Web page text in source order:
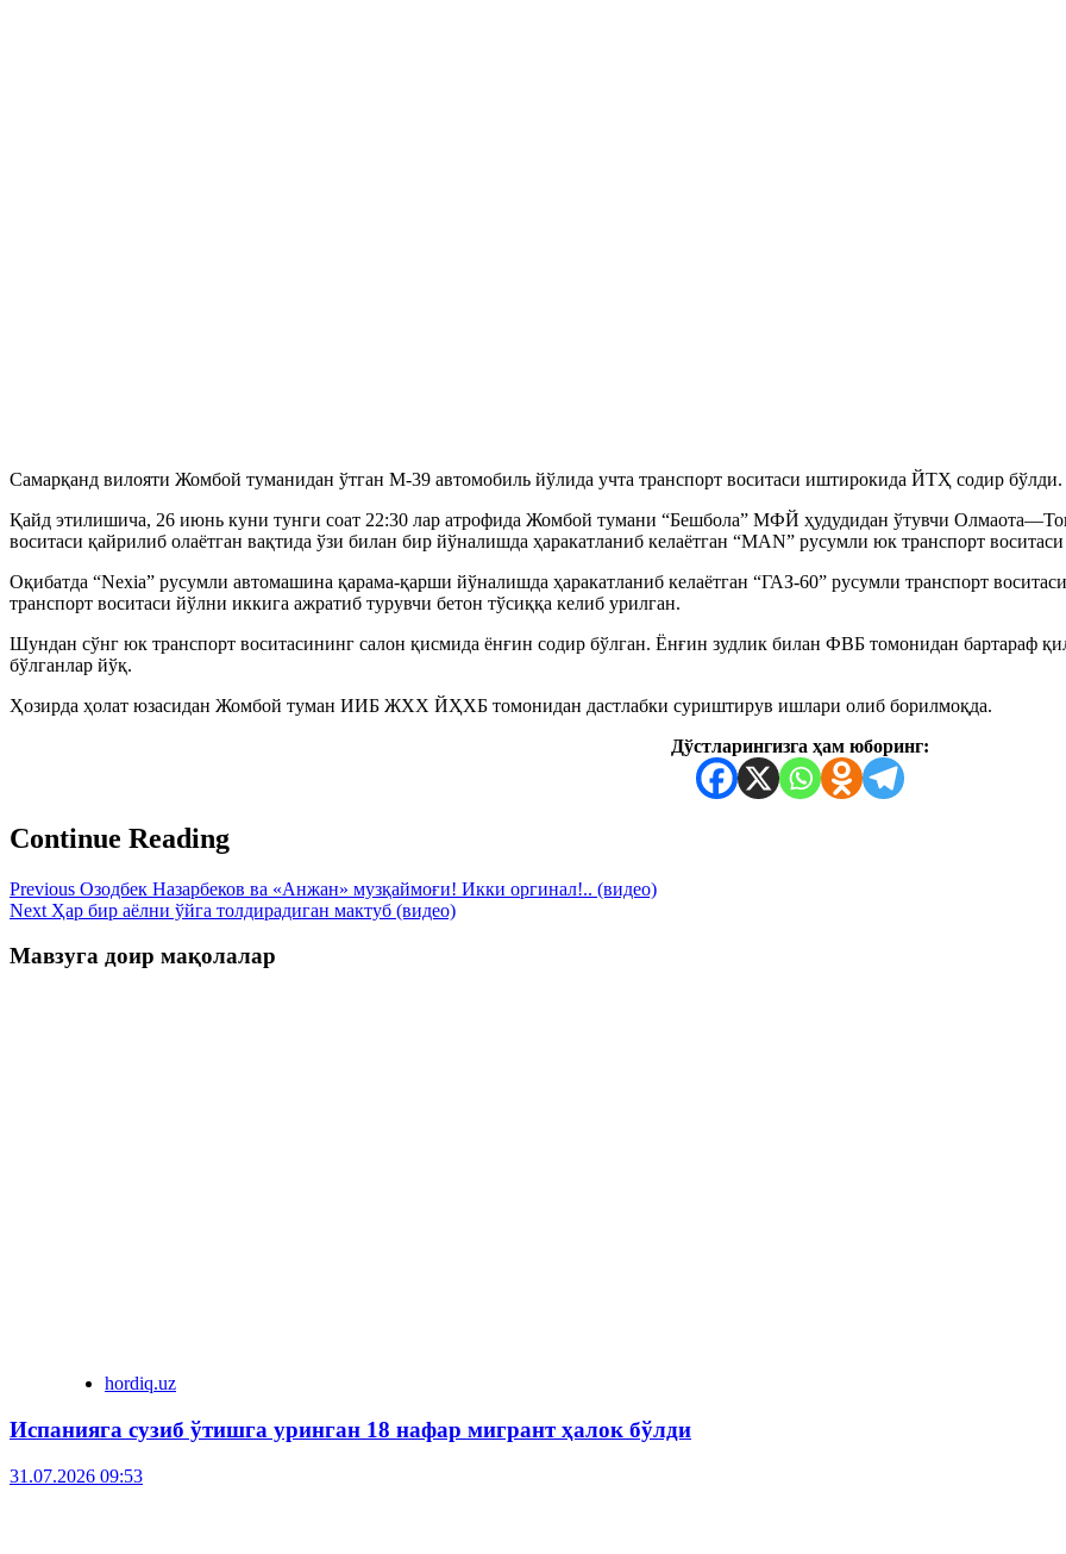
Самарқанд вилояти Жомбой туманидан ўтган М-39 автомобиль йўлида учта транспорт воситаси иштирокида ЙТҲ содир
Қайд этилишича, 26 июнь куни тунги соат 22:30 лар атрофида Жомбой тумани “Бешбола” МФЙ ҳудудидан ўтувчи
воситаси қайрилиб олаётган вақтида ўзи билан бир йўналишда ҳаракатланиб келаётган “MAN” русумли юк транспорт
Оқибатда “Nexia” русумли автомашина қарама-қарши йўналишда ҳаракатланиб келаётган “ГАЗ-60” русумли транспорт
транспорт воситаси йўлни иккига ажратиб турувчи бетон тўсиққа келиб урилган.
Шундан сўнг юк транспорт воситасининг салон қисмида ёнғин содир бўлган. Ёнғин зудлик билан ФВБ томонидан бартараф
бўлганлар йўқ.
Ҳозирда ҳолат юзасидан Жомбой туман ИИБ ЖХХ ЙҲХБ томонидан дастлабки суриштирув ишлари олиб борилмоқда.
Дўстларингизга ҳам юборинг:
Continue Reading
Previous Озодбек Назарбеков ва «Анжан» музқаймоғи! Икки оргинал!.. (видео)
Next Ҳар бир аёлни ўйга толдирадиган мактуб (видео)
Мавзуга доир мақолалар
hordiq.uz
Испанияга сузиб ўтишга уринган 18 нафар мигрант ҳалок бўлди
31.07.2026 09:53